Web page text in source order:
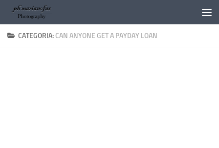
Salta al contenuto
CATEGORIA: CAN ANYONE GET A PAYDAY LOAN